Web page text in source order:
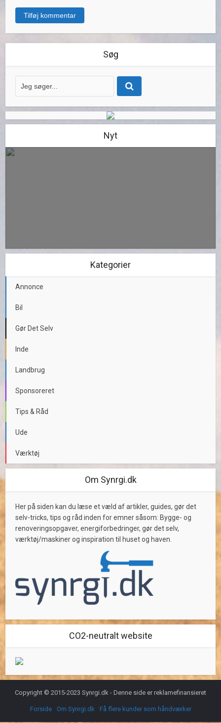
Søg
Nyt
Kategorier
Annonce
Bil
Gør Det Selv
Inde
Landbrug
Sponsoreret
Tips & Råd
Ude
Værktøj
Om Synrgi.dk
Her på siden kan du læse et væld af artikler, guides, gør det
selv-tricks, tips og råd inden for emner såsom: Bygge- og
renoveringsopgaver, energiforbedringer, gør det selv,
værktøj/maskiner og inspiration til huset og haven.
CO2-neutralt website
Copyright © 2015-2023 Synrgi.dk - Denne side er reklamefinansieret
Forside Om Synrgi.dk Få flere kunder som håndværker